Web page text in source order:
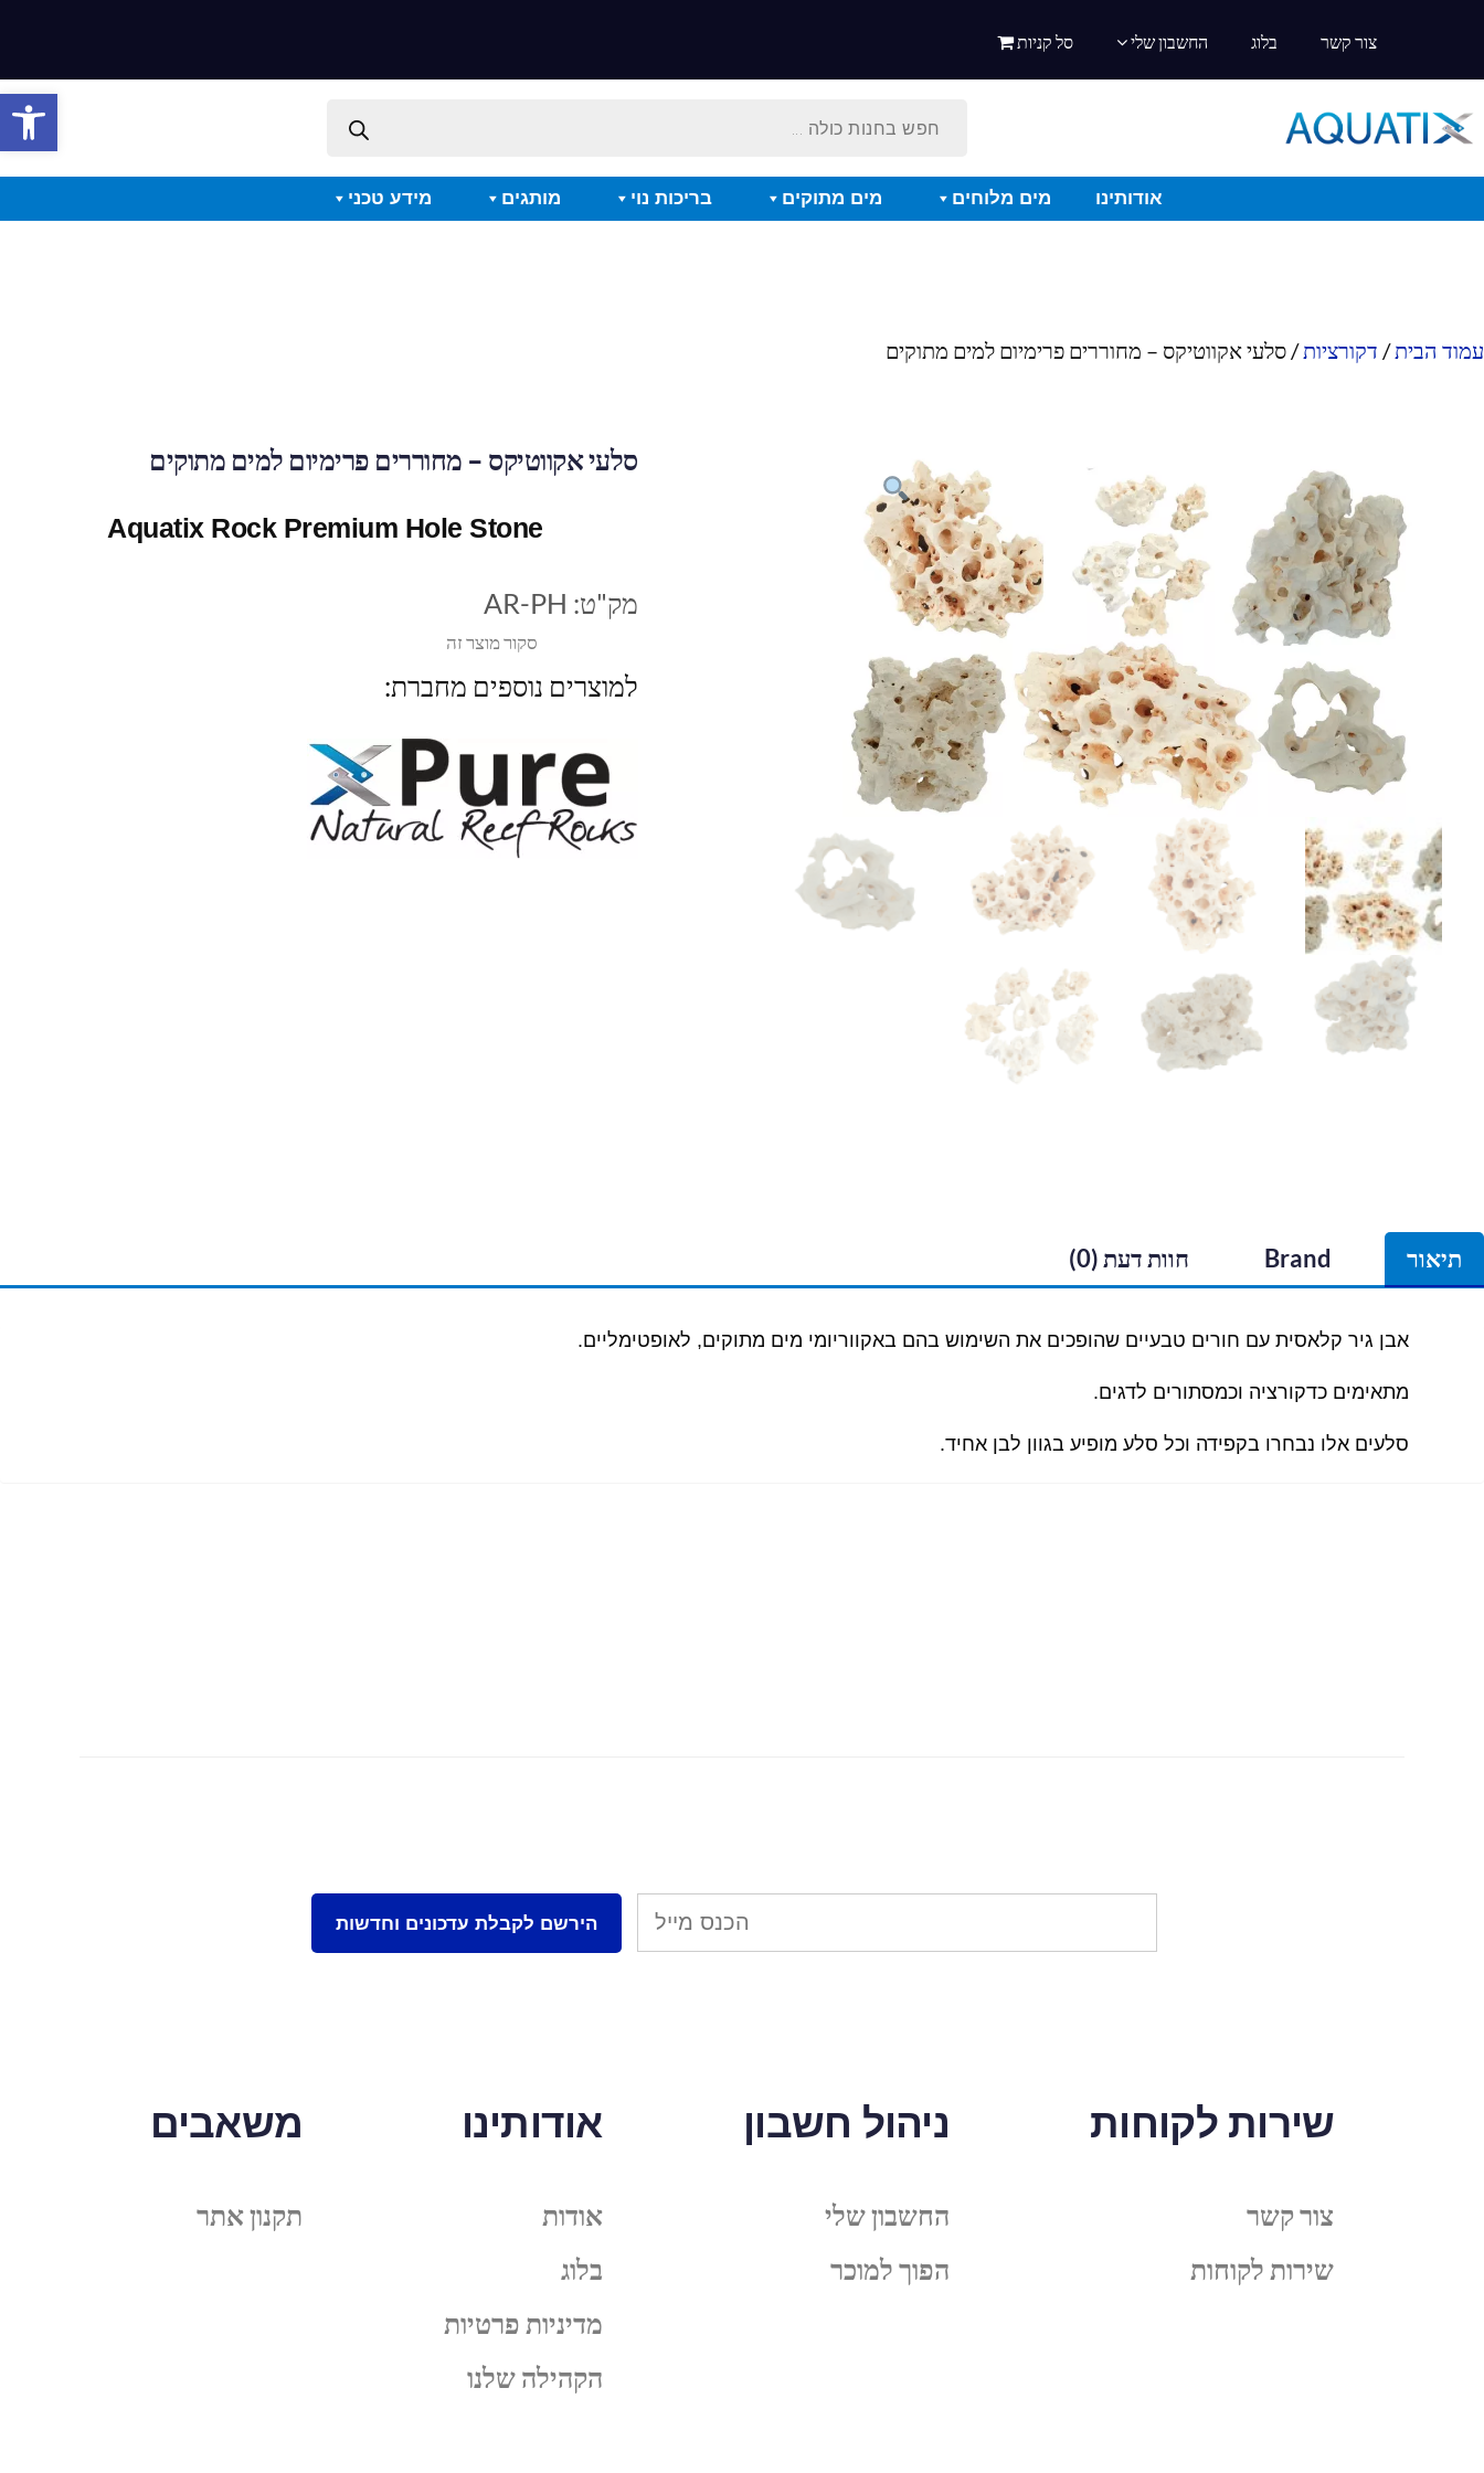
פתח
צור קשר בלוג החשבון שלי סל קניות
אודותינו מים מלוחים מים מתוקים בריכות נוי מותגים מידע טכני
עמוד הבית/ דקורציות/ סלעי אקווטיקס – מחוררים פרימיום למים מתוקים
סלעי אקווטיקס – מחוררים פרימיום למים מתוקים
Aquatix Rock Premium Hole Stone
סקור מוצר זה
מק"ט: AR-PH
למוצרים נוספים מחברת:
תיאור Brand חוות דעת (0)
אבן גיר קלאסית עם חורים טבעיים שהופכים את השימוש בהם באקווריומי מים מתוקים, לאופטימליים.
מתאימים כדקורציה וכמסתורים לדגים.
סלעים אלו נבחרו בקפידה וכל סלע מופיע בגוון לבן אחיד.
שירות לקוחות
צור קשר
שירות לקוחות
ניהול חשבון
החשבון שלי
הפוך למוכר
אודותינו
אודות
בלוג
מדיניות פרטיות
הקהילה שלנו
משאבים
תקנון אתר